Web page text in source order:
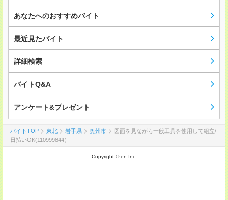
あなたへのおすすめバイト
最近見たバイト
詳細検索
バイトQ&A
アンケート&プレゼント
バイトTOP 東北 岩手県 奥州市
図面を見ながら一般工具を使用して組立/
日払いOK(110999844）
Copyright © en Inc.